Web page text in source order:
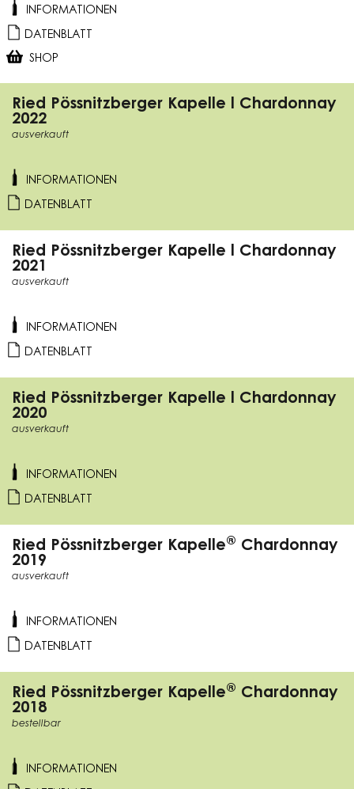
INFORMATIONEN
DATENBLATT
SHOP
Ried Pössnitzberger Kapelle l Chardonnay
2022
ausverkauft
INFORMATIONEN
DATENBLATT
Ried Pössnitzberger Kapelle l Chardonnay
2021
ausverkauft
INFORMATIONEN
DATENBLATT
Ried Pössnitzberger Kapelle l Chardonnay
2020
ausverkauft
INFORMATIONEN
DATENBLATT
Ried Pössnitzberger Kapelle® Chardonnay
2019
ausverkauft
INFORMATIONEN
DATENBLATT
Ried Pössnitzberger Kapelle® Chardonnay
2018
bestellbar
INFORMATIONEN